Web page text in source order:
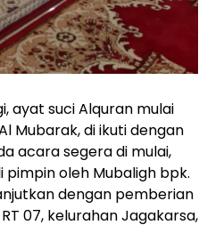
ayat suci Alquran mulai
Mubarak, di ikuti dengan
acara segera di mulai,
oleh Mubaligh bpk.
dengan pemberian
07, kelurahan Jagakarsa,